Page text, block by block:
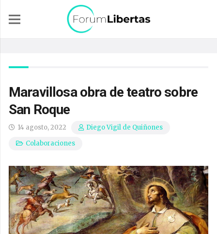
Maravillosa obra de teatro sobre
San Roque
14 agosto, 2022
Diego Vigil de Quiñones
Colaboraciones